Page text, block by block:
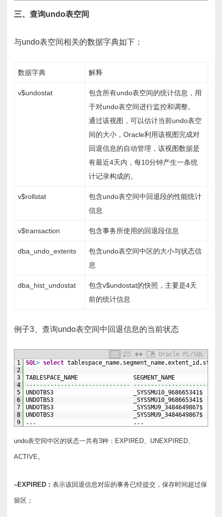
三、查询undo表空间
与undo表空间相关的数据字典如下：
数据字典 解释
v$undostat
包含所有undo表空间的统计信息，用
于对undo表空间进行监控和调整。
通过该视图，可以估计当前undo表空
间的大小，Oracle利用该视图完成对
回退信息的自动管理，该视图数据是
有最近4天内，每10分钟产生一条统
计记录构成的。
v$rollstat
包含undo表空间中回退段的性能统计
信息
v$transaction 包含事务所使用的回退段信息
dba_undo_extents
包含undo表空间中区的大小与状态信
息
dba_hist_undostat
包含v$undostat的快照，主要是4天
前的统计信息
例子3、查询undo表空间中回退信息的当前状态
Oracle PL/SQL
1
2
3
4
5
6
7
8
9
SQL> select
TABLESPACE_NAME
SEGMENT_NAME
------------------------------
UNDOTBS3
_SYSSMU10_968665341$
UNDOTBS3
_SYSSMU10_968665341$
UNDOTBS3
_SYSSMU9_3484649867$
UNDOTBS3
_SYSSMU9_3484649867$
...
...
undo表空间中区的状态一共有3种：EXPIRED、UNEXPIRED、
ACTIVE。
–EXPIRED： 表示该回退信息对应的事务已经提交，保存时间超过保
留区；